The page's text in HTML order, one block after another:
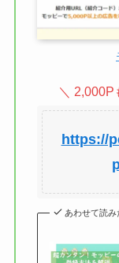
＼ 2,000P
https://
あわせて読み